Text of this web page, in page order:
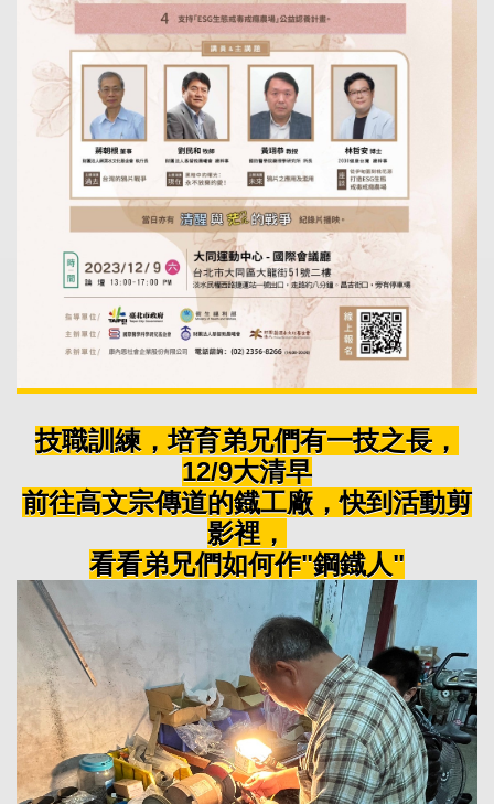
技職訓練，培育弟兄們有一技之長，
12/9大清早
前往高文宗傳道的鐡工廠，快到活動剪
影裡，
看看弟兄們如何作"鋼鐡人"